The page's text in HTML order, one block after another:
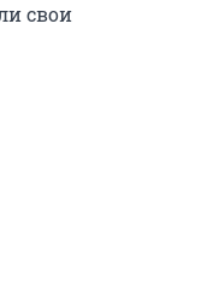
свои